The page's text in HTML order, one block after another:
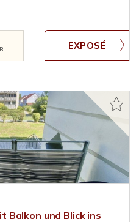
Balkon und Blick ins